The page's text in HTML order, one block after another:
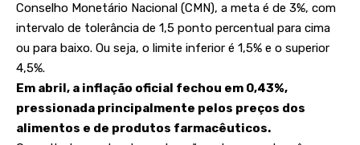
Conselho Monetário Nacional (CMN), a meta é de 3%, com
intervalo de tolerância de 1,5 ponto percentual para cima
ou para baixo. Ou seja, o limite inferior é 1,5% e o superior
4,5%.
Em abril, a inflação oficial fechou em 0,43%,
pressionada principalmente pelos preços dos
alimentos e de produtos farmacêuticos.